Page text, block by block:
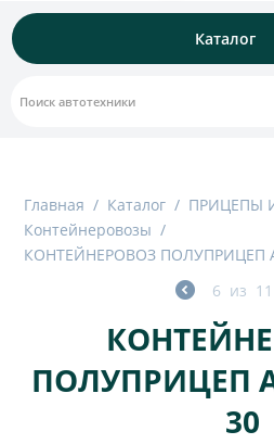
Каталог
Главная / Каталог / ПРИЦЕПЫ
Контейнеровозы /
КОНТЕЙНЕРОВОЗ ПОЛУПРИЦЕП
6 из 11
ПОЛУПРИЦЕП
30